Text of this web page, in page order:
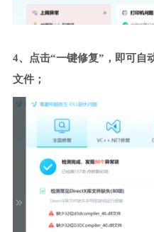
4、点击“一键修复”，即可自
文件；